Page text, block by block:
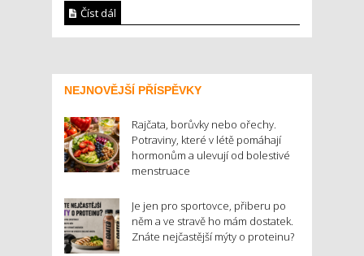
Číst dál
NEJNOVĚJŠÍ PŘÍSPĚVKY
Rajčata, borůvky nebo ořechy.
Potraviny, které v létě pomáhají
hormonům a ulevují od bolestivé
menstruace
Je jen pro sportovce, přiberu po
něm a ve stravě ho mám dostatek.
Znáte nejčastější mýty o proteinu?